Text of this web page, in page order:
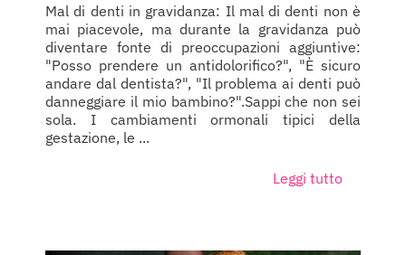
Mal di denti in gravidanza: Il mal di denti non è
mai piacevole, ma durante la gravidanza può
diventare fonte di preoccupazioni aggiuntive:
"Posso prendere un antidolorifico?", "È sicuro
andare dal dentista?", "Il problema ai denti può
danneggiare il mio bambino?".Sappi che non sei
sola. I cambiamenti ormonali tipici della
gestazione, le ...
Leggi tutto